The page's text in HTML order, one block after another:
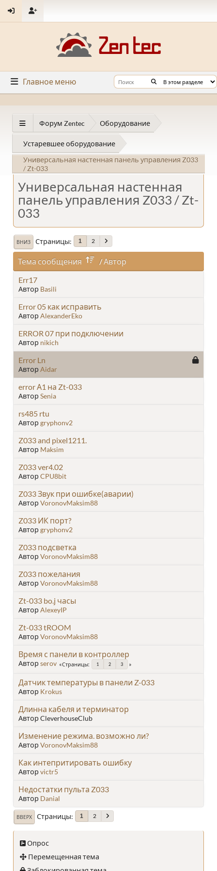
Главное меню
Форум Zentec Оборудование
Устаревшее оборудование
Универсальная настенная панель управления Z033
/ Zt-033
Универсальная настенная
панель управления Z033 / Zt-
033
ВНИЗ Страницы 1 2
Тема сообщения / Автор
Err17
Автор Basili
Error 05 как исправить
Автор AlexanderEko
ERROR 07 при подключении
Автор nikich
Error Ln
Автор Aidar
error А1 на Zt-033
Автор Senia
rs485 rtu
Автор gryphonv2
Z033 and pixel1211.
Автор Maksim
Z033 ver4.02
Автор CPU8bit
Z033 Звук при ошибке(аварии)
Автор VoronovMaksim88
Z033 ИК порт?
Автор gryphonv2
Z033 подсветка
Автор VoronovMaksim88
Z033 пожелания
Автор VoronovMaksim88
Zt-033 bo.j часы
Автор AlexeyIP
Zt-033 tROOM
Автор VoronovMaksim88
Время с панели в контроллер
Автор serov Страницы 1 2 3
Датчик температуры в панели Z-033
Автор Krokus
Длинна кабеля и терминатор
Автор CleverhouseClub
Изменение режима. возможно ли?
Автор VoronovMaksim88
Как интепритировать ошибку
Автор victr5
Недостатки пульта Z033
Автор Danial
ВВЕРХ Страницы 1 2
Опрос
Перемещенная тема